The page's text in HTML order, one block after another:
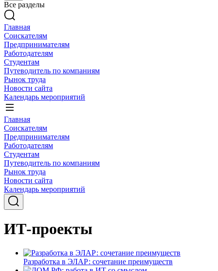
Все разделы
Главная
Соискателям
Предпринимателям
Работодателям
Студентам
Путеводитель по компаниям
Рынок труда
Новости сайта
Календарь мероприятий
Главная
Соискателям
Предпринимателям
Работодателям
Студентам
Путеводитель по компаниям
Рынок труда
Новости сайта
Календарь мероприятий
ИТ-проекты
Разработка в ЭЛАР: сочетание преимуществ